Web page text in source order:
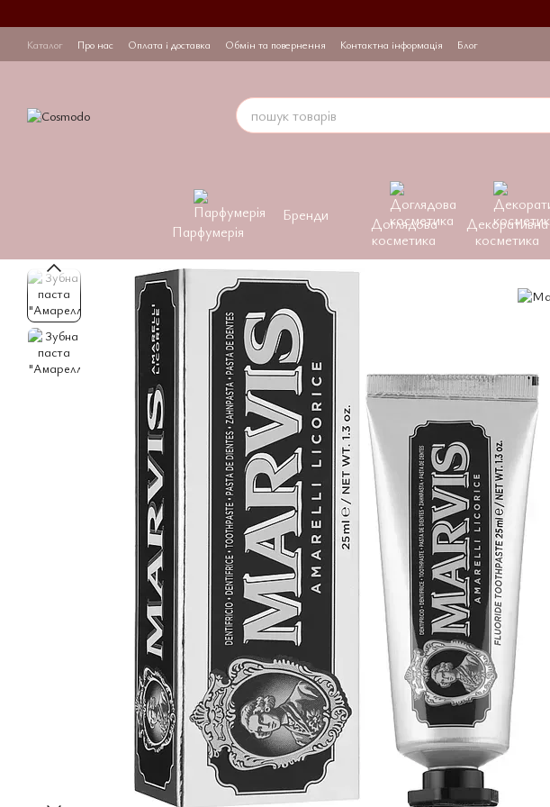
Каталог Про нас Оплата і доставка Обмін та повернення Контактна інформація Блог
Парфумерія
Бренди
Доглядова
косметика
Декоративна
косметика